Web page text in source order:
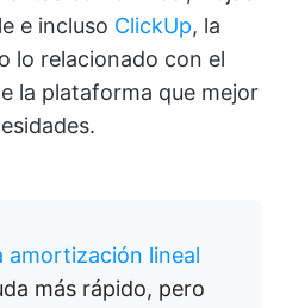
e incluso ClickUp, la
lo relacionado con el
la plataforma que mejor
amortización lineal
más rápido, pero